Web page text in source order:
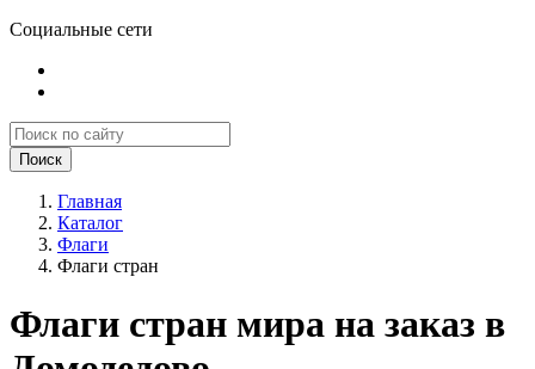
Социальные сети
Поиск
Главная
Каталог
Флаги
Флаги стран
Флаги стран мира на заказ в